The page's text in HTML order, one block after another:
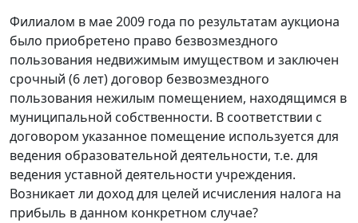
Филиалом в мае 2009 года по результатам аукциона
было приобретено право безвозмездного
пользования недвижимым имуществом и заключен
срочный (6 лет) договор безвозмездного
пользования нежилым помещением, находящимся в
муниципальной собственности. В соответствии с
договором указанное помещение используется для
ведения образовательной деятельности, т.е. для
ведения уставной деятельности учреждения.
Возникает ли доход для целей исчисления налога на
прибыль в данном конкретном случае?